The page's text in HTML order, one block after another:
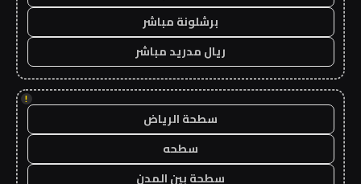
برشلونة مباشر
ريال مدريد مباشر
!
سطحة الرياض
سطحه
سطحة بين المدن